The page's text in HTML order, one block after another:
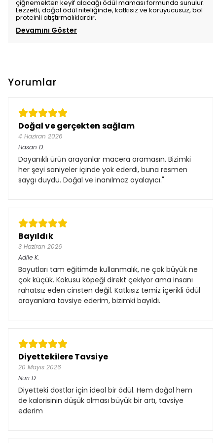
çiğnemekten keyif alacağı ödül maması formunda sunulur.
Lezzetli, doğal ödül niteliğinde, katkısız ve koruyucusuz, bol
proteinli atıştırmalıklardır.
Devamını Göster
Yorumlar
Doğal ve gerçekten sağlam
4 Haziran 2026
Hasan D.
Dayanıklı ürün arayanlar macera aramasın. Bizimki
her şeyi saniyeler içinde yok ederdi, buna resmen
saygı duydu. Doğal ve inanılmaz oyalayıcı."
Bayıldık
3 Haziran 2026
Adile K.
Boyutları tam eğitimde kullanmalık, ne çok büyük ne
çok küçük. Kokusu köpeği direkt çekiyor ama insanı
rahatsız eden cinsten değil. Katkısız temiz içerikli ödül
arayanlara tavsiye ederim, bizimki bayıldı.
Diyettekilere Tavsiye
20 Mayıs 2026
Nuri D.
Diyetteki dostlar için ideal bir ödül. Hem doğal hem
de kalorisinin düşük olması büyük bir artı, tavsiye
ederim